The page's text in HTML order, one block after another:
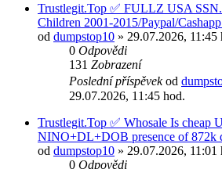
Trustlegit.Top ✅ FULLZ USA
Сhildren 2001-2015/Paypal/
od dumpstop10 » 29.07.2026, 11:45
0 Odpovědi
131 Zobrazení
Poslední příspěvekod
29.07.2026, 11:45 hod.
Trustlegit.Top ✅ Whosale Is
NINO+DL+DOB presence of 872k
od dumpstop10 » 29.07.2026, 11:01
0 Odpovědi